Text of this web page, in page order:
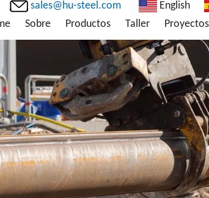
sales@hu-steel.com English
Sobre Productos Taller Proyectos